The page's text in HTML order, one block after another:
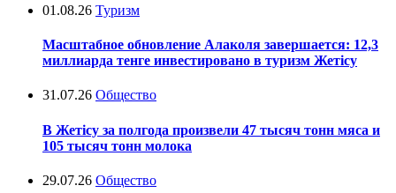
01.08.26 Туризм
Масштабное обновление Алаколя завершается: 12,3
миллиарда тенге инвестировано в туризм Жетісу
31.07.26 Общество
В Жетісу за полгода произвели 47 тысяч тонн мяса и
105 тысяч тонн молока
29.07.26 Общество